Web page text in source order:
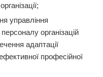
управління
організацій
адаптації
професійної